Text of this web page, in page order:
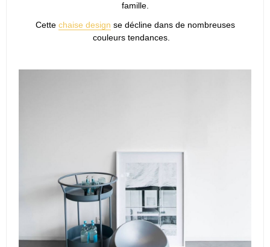
famille.
Cette chaise design se décline dans de nombreuses
couleurs tendances.